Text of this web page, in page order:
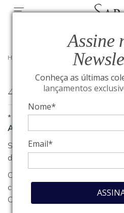
Assine
Conheça as últimas
lançamentos
Nome*
Email*
HOME
404
*
A página que você procura não
Se você estava procurando
departamentos ou seções no
Caso necessite de outro tipo de
contato com o nosso
Conosco